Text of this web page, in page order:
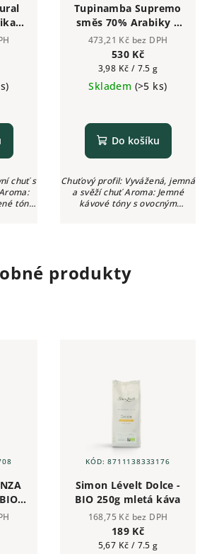
chuť s
tóny
Tupinamba Supremo
směs 70% Arabiky a
30% Robusty -
zrnková káva 1kg
473,21 Kč bez DPH
530 Kč
Měrná
cena:
3,98 Kč / 7.5 g
Skladem (>5 ks)
Do košíku
Chuťový profil: Vyvážená, jemná
a svěží chuť Aroma: Jemné
kávové tóny s ovocným
produkty
Simon Lévelt Dolce -
BIO 250g mletá káva
168,75 Kč bez DPH
189 Kč
Měrná
5,67 Kč / 7.5 g
KÓD:8711138333176